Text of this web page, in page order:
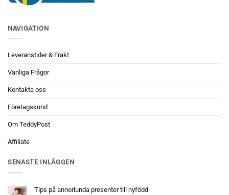
NAVIGATION
Leveranstider & Frakt
Vanliga Frågor
Kontakta oss
Företagskund
Om TeddyPost
Affiliate
SENASTE INLÄGGEN
Tips på annorlunda presenter till nyfödd